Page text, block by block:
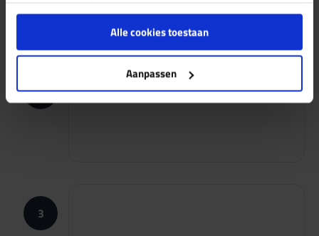
Alle cookies toestaan
Aanpassen
2
3